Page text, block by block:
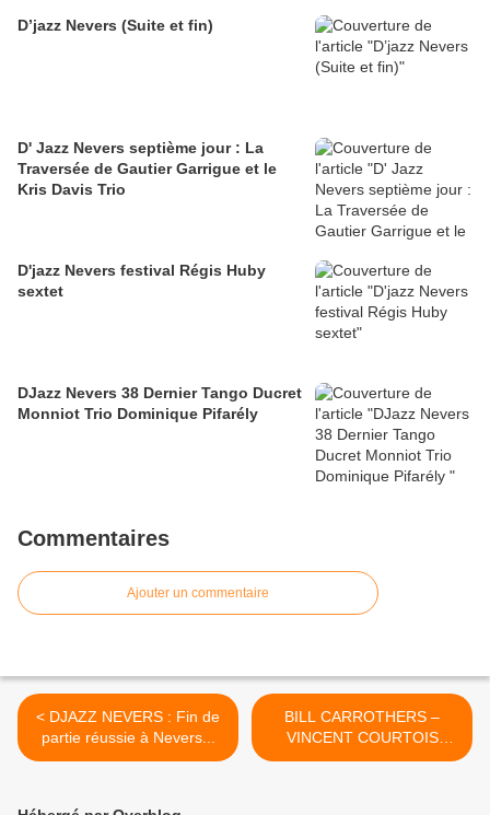
D’jazz Nevers (Suite et fin)
D' Jazz Nevers septième jour : La
Traversée de Gautier Garrigue et le
Kris Davis Trio
D'jazz Nevers festival Régis Huby
sextet
DJazz Nevers 38 Dernier Tango Ducret
Monniot Trio Dominique Pifarély
Commentaires
Ajouter un commentaire
< DJAZZ NEVERS : Fin de
partie réussie à Nevers...
BILL CARROTHERS –
VINCENT COURTOIS
«Firebirds» >